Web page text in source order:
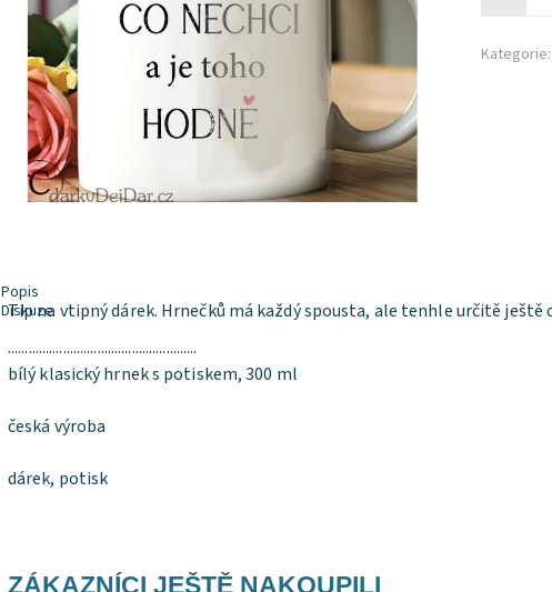
Kategorie:
Popis
Diskuze
Tip na vtipný dárek. Hrnečků má každý spousta, ale tenhle určitě ještě
.......................................................
bílý klasický hrnek s potiskem, 300 ml
česká výroba
dárek, potisk
ZÁKAZNÍCI JEŠTĚ NAKOUPILI